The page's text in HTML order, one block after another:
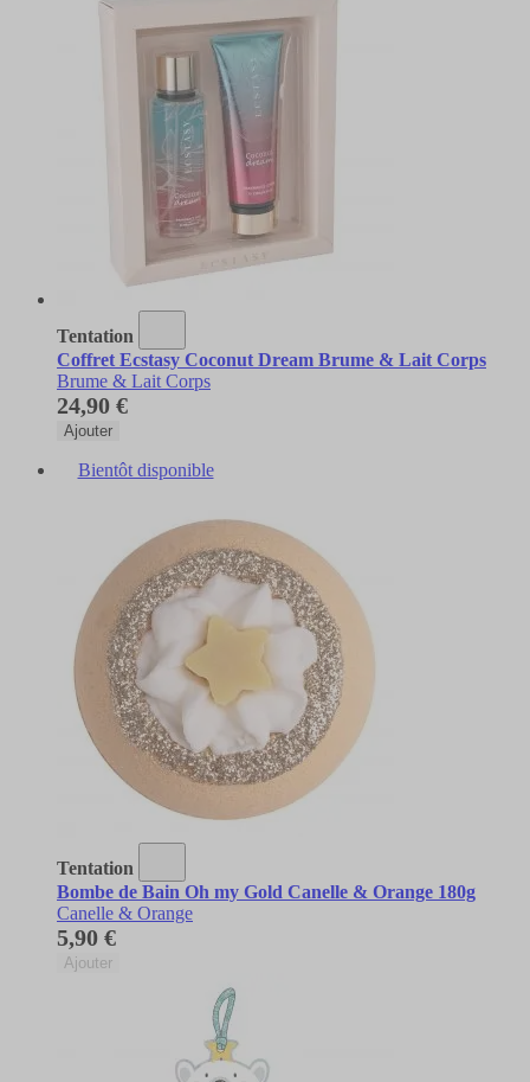
Tentation
Coffret Ecstasy Coconut Dream Brume & Lait Corps
Brume & Lait Corps
24,90 €
Ajouter
Bientôt disponible
Tentation
Bombe de Bain Oh my Gold Canelle & Orange 180g
Canelle & Orange
5,90 €
Ajouter